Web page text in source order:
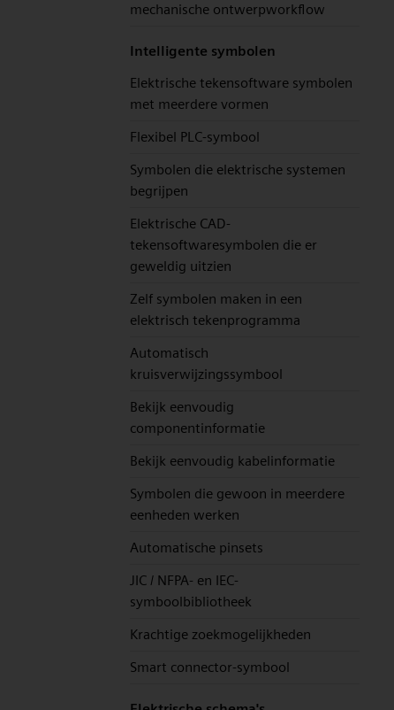
mechanische ontwerpworkflow
Intelligente symbolen
Elektrische tekensoftware symbolen
met meerdere vormen
Flexibel PLC-symbool
Symbolen die elektrische systemen
begrijpen
Elektrische CAD-
tekensoftwaresymbolen die er
geweldig uitzien
Zelf symbolen maken in een
elektrisch tekenprogramma
Automatisch
kruisverwijzingssymbool
Bekijk eenvoudig
componentinformatie
Bekijk eenvoudig kabelinformatie
Symbolen die gewoon in meerdere
eenheden werken
Automatische pinsets
JIC / NFPA- en IEC-
symboolbibliotheek
Krachtige zoekmogelijkheden
Smart connector-symbool